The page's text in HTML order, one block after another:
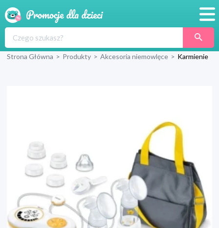
Produkty
Strona Główna > Produkty > Akcesoria niemowlęce > Karmienie